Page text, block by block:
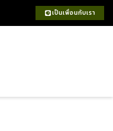
เป็นเพื่อนกับเรา